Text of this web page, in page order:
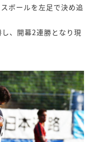
ボールを左足で決め追
、開幕2連勝となり現